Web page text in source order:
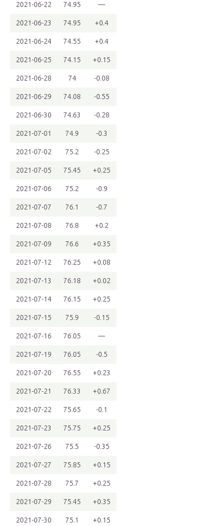
2021-06-22 74.95 —
2021-06-23 74.95 +0.4
2021-06-24 74.55 +0.4
2021-06-25 74.15 +0.15
2021-06-28 74 -0.08
2021-06-29 74.08 -0.55
2021-06-30 74.63 -0.28
2021-07-01 74.9 -0.3
2021-07-02 75.2 -0.25
2021-07-05 75.45 +0.25
2021-07-06 75.2 -0.9
2021-07-07 76.1 -0.7
2021-07-08 76.8 +0.2
2021-07-09 76.6 +0.35
2021-07-12 76.25 +0.08
2021-07-13 76.18 +0.02
2021-07-14 76.15 +0.25
2021-07-15 75.9 -0.15
2021-07-16 76.05 —
2021-07-19 76.05 -0.5
2021-07-20 76.55 +0.23
2021-07-21 76.33 +0.67
2021-07-22 75.65 -0.1
2021-07-23 75.75 +0.25
2021-07-26 75.5 -0.35
2021-07-27 75.85 +0.15
2021-07-28 75.7 +0.25
2021-07-29 75.45 +0.35
2021-07-30 75.1 +0.15